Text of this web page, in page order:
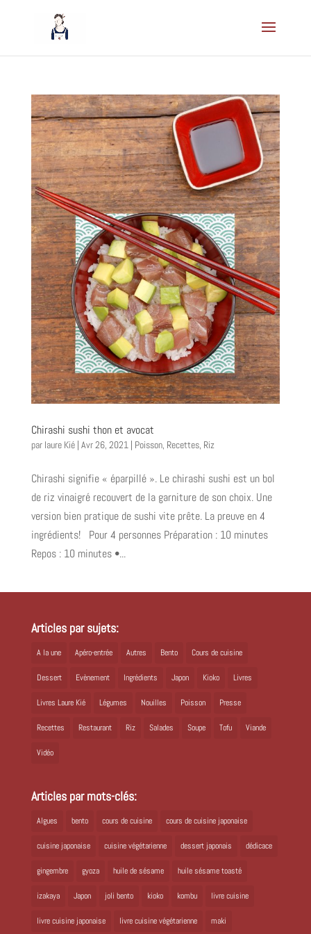
Chirashi sushi thon et avocat
par laure Kié| Avr 26, 2021 | Poisson, Recettes, Riz
Chirashi signifie « éparpillé ». Le chirashi sushi est un bol
de riz vinaigré recouvert de la garniture de son choix. Une
version bien pratique de sushi vite prête. La preuve en 4
ingrédients! Pour 4 personnes Préparation : 10 minutes
Repos : 10 minutes •...
Articles par sujets:
A la une Apéro-entrée Autres Bento Cours de cuisine
Dessert Evènement Ingrédients Japon Kioko Livres
Livres Laure Kié Légumes Nouilles Poisson Presse
Recettes Restaurant Riz Salades Soupe Tofu Viande
Vidéo
Articles par mots-clés:
Algues bento cours de cuisine cours de cuisine japonaise
cuisine japonaise cuisine végétarienne dessert japonais dédicace
gingembre gyoza huile de sésame huile sésame toasté
izakaya Japon joli bento kioko kombu livre cuisine
livre cuisine japonaise livre cuisine végétarienne maki